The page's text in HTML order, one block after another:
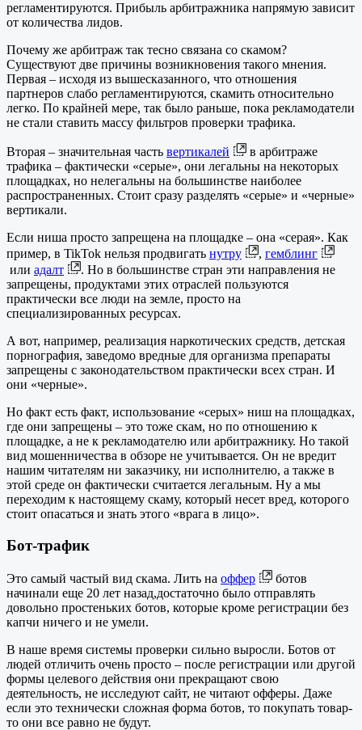
регламентируются. Прибыль арбитражника напрямую зависит
от количества лидов.
Почему же арбитраж так тесно связана со скамом?
Существуют две причины возникновения такого мнения.
Первая – исходя из вышесказанного, что отношения
партнеров слабо регламентируются, скамить относительно
легко. По крайней мере, так было раньше, пока рекламодатели
не стали ставить массу фильтров проверки трафика.
Вторая – значительная часть вертикалей
в арбитраже
трафика – фактически «серые», они легальны на некоторых
площадках, но нелегальны на большинстве наиболее
распространенных. Стоит сразу разделять «серые» и «черные»
вертикали.
Если ниша просто запрещена на площадке – она «серая». Как
пример, в TikTok нельзя продвигать нутру , гемблинг
или адалт
. Но в большинстве стран эти направления не
запрещены, продуктами этих отраслей пользуются
практически все люди на земле, просто на
специализированных ресурсах.
А вот, например, реализация наркотических средств, детская
порнография, заведомо вредные для организма препараты
запрещены с законодательством практически всех стран. И
они «черные».
Но факт есть факт, использование «серых» ниш на площадках,
где они запрещены – это тоже скам, но по отношению к
площадке, а не к рекламодателю или арбитражнику. Но такой
вид мошенничества в обзоре не учитывается. Он не вредит
нашим читателям ни заказчику, ни исполнителю, а также в
этой среде он фактически считается легальным. Ну а мы
переходим к настоящему скаму, который несет вред, которого
стоит опасаться и знать этого «врага в лицо».
Бот-трафик
Это самый частый вид скама. Лить на оффер
ботов
начинали еще 20 лет назад,достаточно было отправлять
довольно простеньких ботов, которые кроме регистрации без
капчи ничего и не умели.
В наше время системы проверки сильно выросли. Ботов от
людей отличить очень просто – после регистрации или другой
формы целевого действия они прекращают свою
деятельность, не исследуют сайт, не читают офферы. Даже
если это технически сложная форма ботов, то покупать товар-
то они все равно не будут.